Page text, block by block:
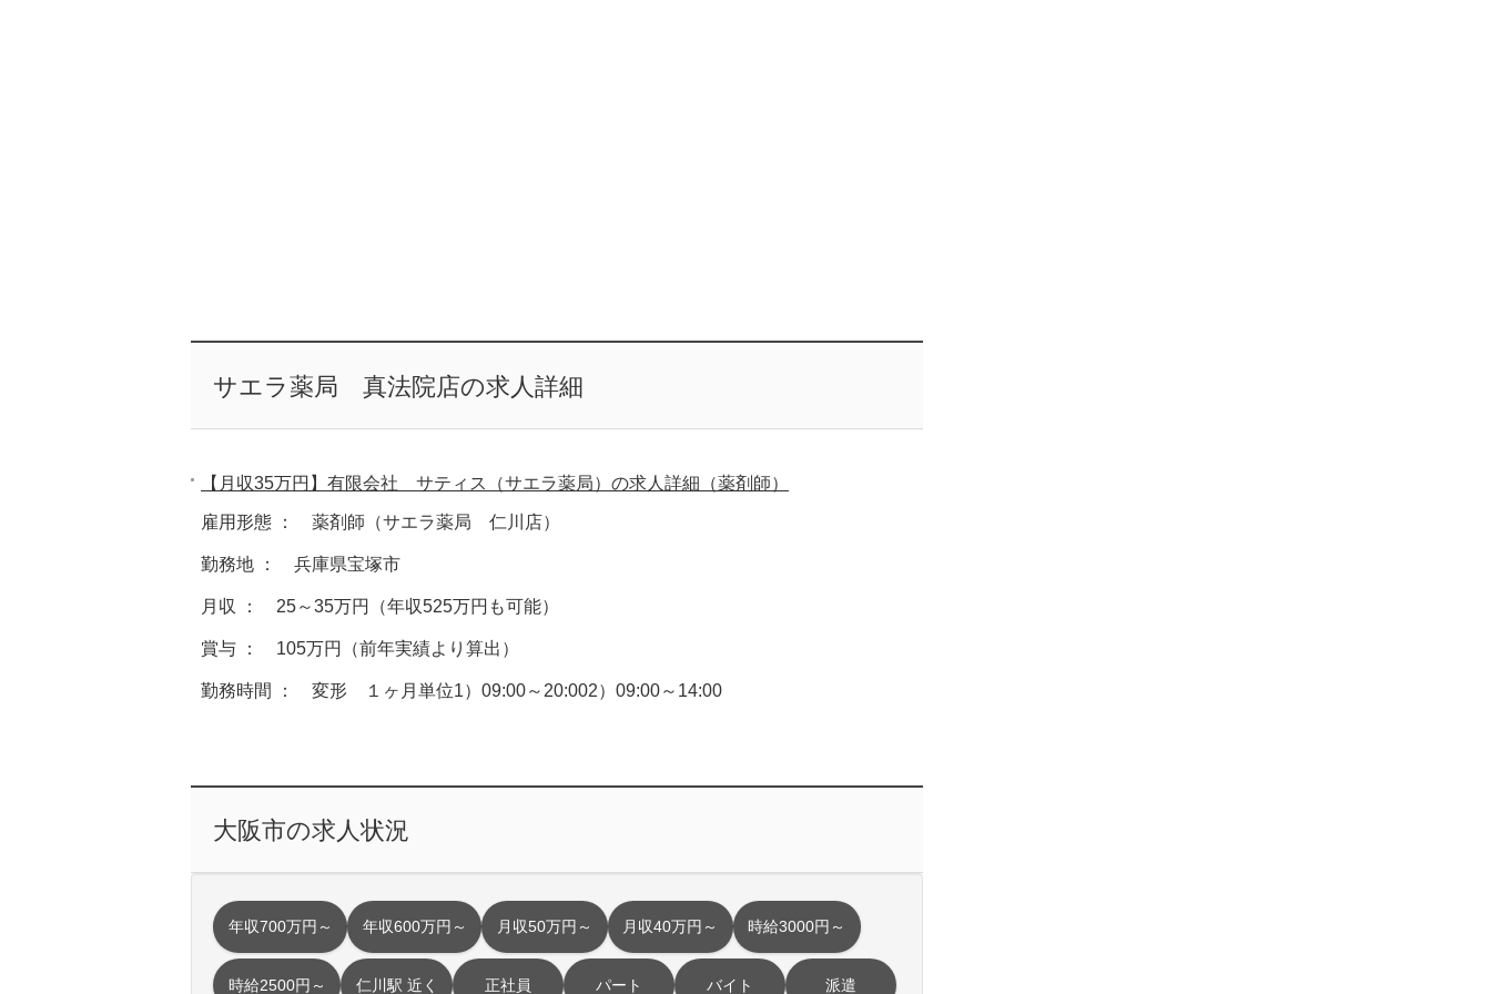
サエラ薬局 真法院店の求人詳細
【月収35万円】有限会社 サティス（サエラ薬局）の求人詳細（薬剤師）
雇用形態 ： 薬剤師（サエラ薬局 仁川店）
勤務地 ： 兵庫県宝塚市
月収 ： 25～35万円（年収525万円も可能）
賞与 ： 105万円（前年実績より算出）
勤務時間 ： 変形 １ヶ月単位1）09:00～20:002）09:00～14:00
大阪市の求人状況
年収700万円～ 年収600万円～ 月収50万円～ 月収40万円～ 時給3000円～
時給2500円～ 仁川駅 近く 正社員 パート バイト 派遣